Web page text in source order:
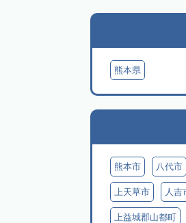
熊本県
熊本市 八代市
上天草市 人吉
上益城郡山都町